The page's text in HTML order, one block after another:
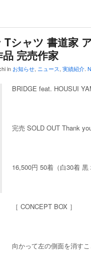
シャツ 書道家
完売作家
in お知らせ, ニュース, 実績紹介.
BRIDGE feat. HOUSUI
完売 SOLD OUT Thank
16,500円 50着（白30着
［ CONCEPT BOX ］
向かって左の側面を消す